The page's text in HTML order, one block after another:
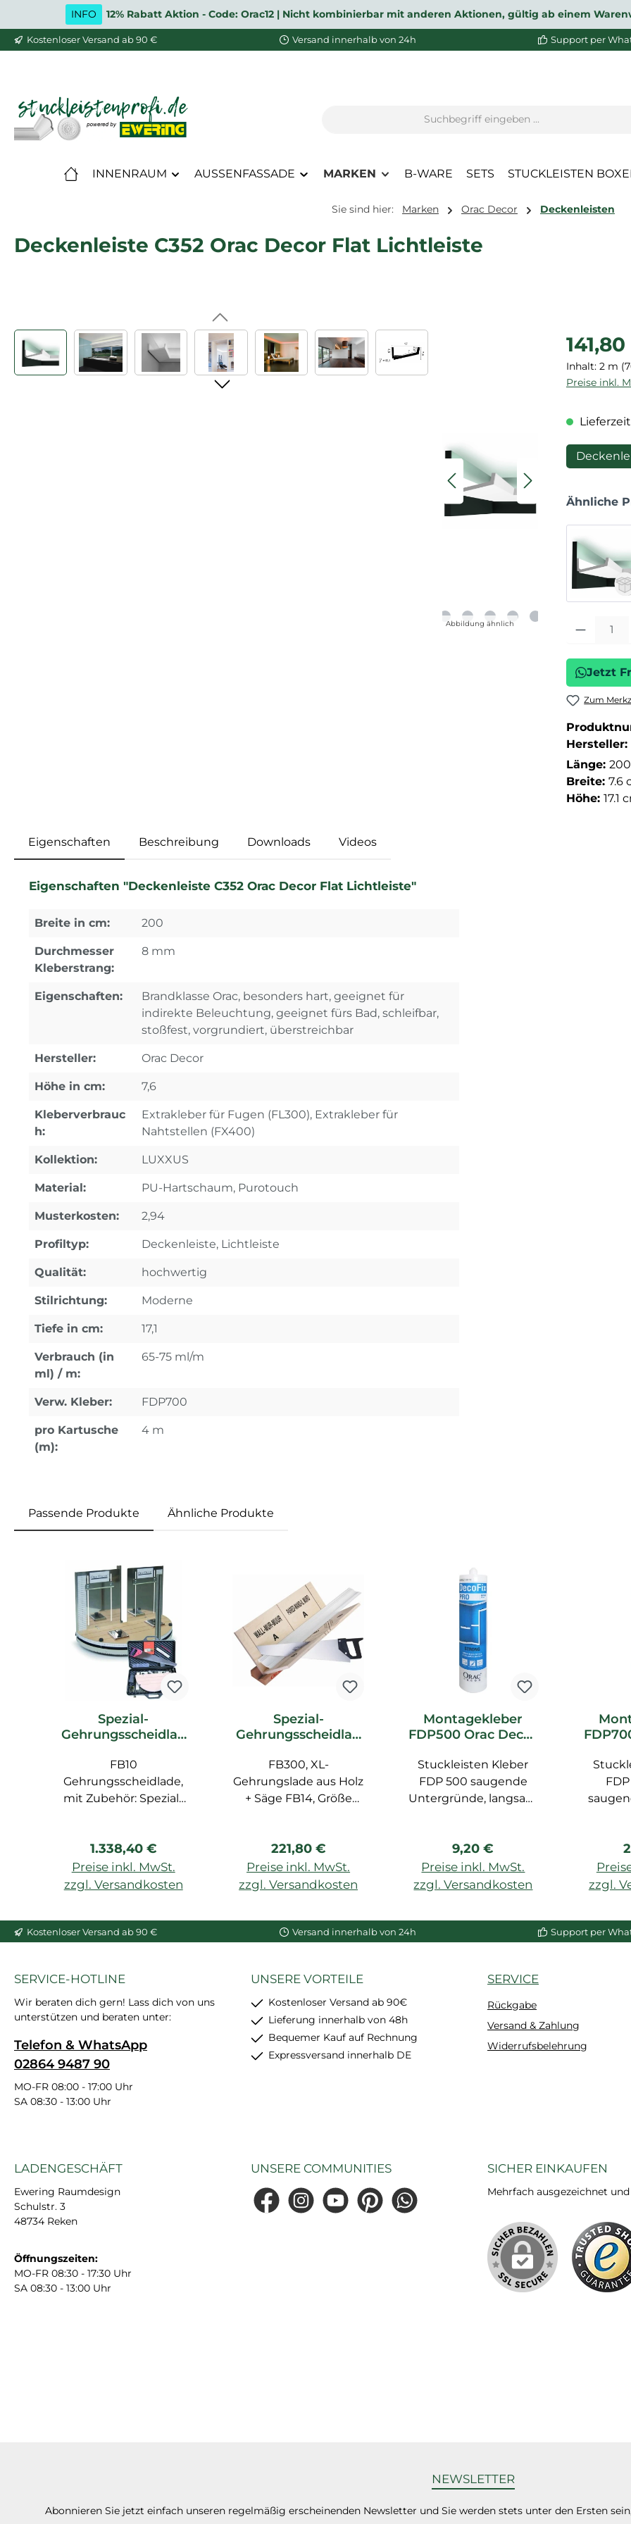
Hauptinhalt springen
Zur Suche springen
Zur Hauptnavigation springen
INFO 12% Rabatt Aktion - Code: Orac12 | Nicht kombinierbar mit anderen Aktionen, gültig ab einem
Kostenloser Versand ab 90 € Versand innerhalb von 24h Support per
INNENRAUM AUSSENFASSADE MARKEN B-WARE SETS STUCKLEISTEN
Sie sind hier: Marken Orac Decor Deckenleisten
Deckenleiste C352 Orac Decor Flat Lichtleiste
Bildergalerie überspringen
Abbildung ähnlich
Regulärer
Inhalt: 2 m
Preise inkl.
Ähnliche
Produkt
Jetzt
Zum
Hersteller:
Länge:
Breite: 7.6
Höhe: 17.1
Eigenschaften Beschreibung Downloads Videos
Eigenschaften "Deckenleiste C352 Orac Decor Flat Lichtleiste"
Breite in cm: 200
Durchmesser
Kleberstrang:
8 mm
Eigenschaften:
Brandklasse Orac, besonders hart, geeignet für
indirekte Beleuchtung, geeignet fürs Bad, schleifbar,
stoßfest, vorgrundiert, überstreichbar
Hersteller: Orac Decor
Höhe in cm: 7,6
Kleberverbrauc
h:
Extrakleber für Fugen (FL300), Extrakleber für
Nahtstellen (FX400)
Kollektion: LUXXUS
Material: PU-Hartschaum, Purotouch
Musterkosten: 2,94
Profiltyp: Deckenleiste, Lichtleiste
Qualität: hochwertig
Stilrichtung: Moderne
Tiefe in cm: 17,1
Verbrauch (in
ml) / m:
65-75 ml/m
Verw. Kleber: FDP700
pro Kartusche
(m):
4 m
Passende Produkte Ähnliche Produkte
Spezial-
Gehrungsscheidlad
Zubehör
FB10
Gehrungsscheidlade,
mit Zubehör: Spezial-
FB15
Regulärer Preis:
1.338,40 €
Preise inkl. MwSt.
zzgl. Versandkosten
Spezial-
Gehrungsscheidlad
Zubehör
FB300, XL-
Gehrungslade aus Holz
+ Säge FB14, Größe
Regulärer Preis:
221,80 €
Preise inkl. MwSt.
zzgl. Versandkosten
Montagekleber
FDP500 Orac Decor
Stuckleisten Kleber
FDP 500 saugende
Untergründe, langsam
24 Std., für LUXXUS,
BASIXX, AXXENT, 310
ml, für Innenräume, für
Regulärer Preis:
9,20 €
Preise inkl. MwSt.
zzgl. Versandkosten
zzgl.
Kostenloser Versand ab 90 € Versand innerhalb von 24h Support per
SERVICE-HOTLINE
Wir beraten dich gern! Lass dich von uns
unterstützen und beraten unter:
Telefon & WhatsApp
02864 9487 90
MO-FR 08:00 - 17:00 Uhr
SA 08:30 - 13:00 Uhr
UNSERE VORTEILE
Kostenloser Versand ab 90€
Lieferung innerhalb von 48h
Bequemer Kauf auf Rechnung
Expressversand innerhalb DE
SERVICE
Rückgabe
Versand & Zahlung
Widerrufsbelehrung
LADENGESCHÄFT
Ewering Raumdesign
Schulstr. 3
48734 Reken
Öffnungszeiten:
MO-FR 08:30 - 17:30 Uhr
SA 08:30 - 13:00 Uhr
UNSERE COMMUNITIES
FacebookInstagramYouTubePinterestWhatsApp
SICHER EINKAUFEN
Mehrfach ausgezeichnet
NEWSLETTER
Abonnieren Sie jetzt einfach unseren regelmäßig erscheinenden Newsletter und Sie werden stets unter den Ersten